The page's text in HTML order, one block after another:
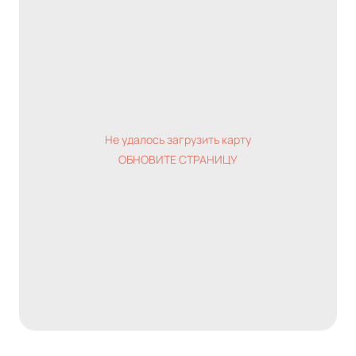
Не удалось загрузить карту
ОБНОВИТЕ СТРАНИЦУ